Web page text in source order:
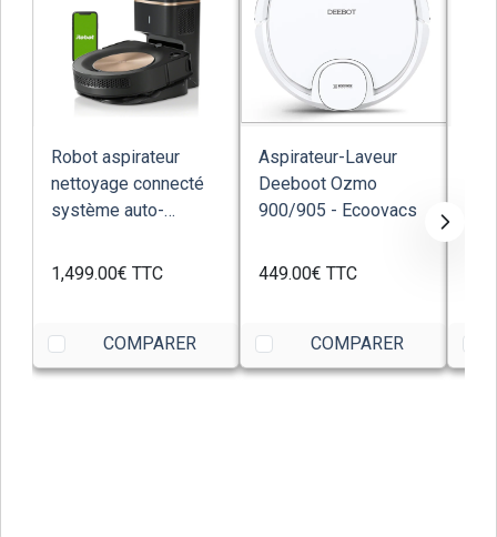
Robot aspirateur
nettoyage connecté
système auto-
1,499.00€ TTC
COMPARER
Aspirateur-Laveur
Deeboot Ozmo
900/905 - Ecoovacs
449.00€ TTC
COMPARER